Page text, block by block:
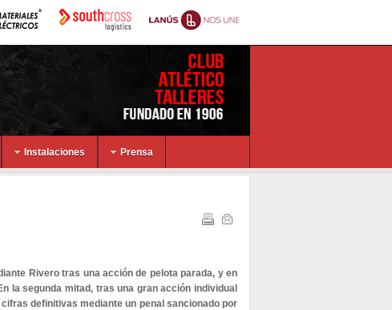
Instalaciones Prensa
Rivero tras una acción de pelota parada, y en
la segunda mitad, tras una gran acción individual
definitivas mediante un penal sancionado por